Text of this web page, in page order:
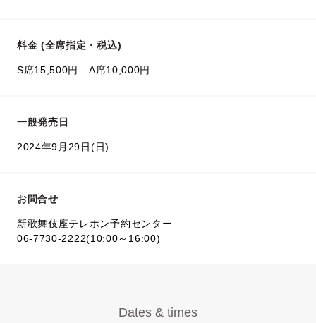
料金 (全席指定・税込)
S席15,500円 A席10,000円
一般発売日
2024年9月29日(日)
お問合せ
新歌舞伎座テレホン予約センター
06-7730-2222(10:00～16:00)
Dates & times